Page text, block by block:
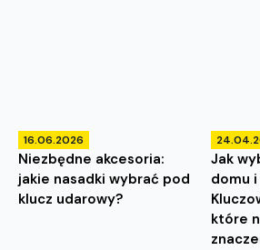
16.06.2026
Niezbędne akcesoria:
jakie nasadki wybrać pod
klucz udarowy?
Jak
domu
które